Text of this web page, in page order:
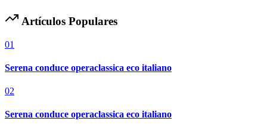
Artículos Populares
01
Serena conduce operaclassica eco italiano
02
Serena conduce operaclassica eco italiano